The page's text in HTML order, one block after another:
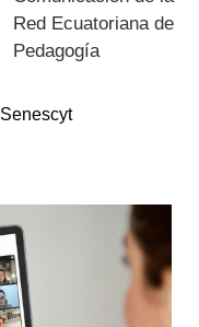
Red Ecuatoriana de
Pedagogía
Senescyt